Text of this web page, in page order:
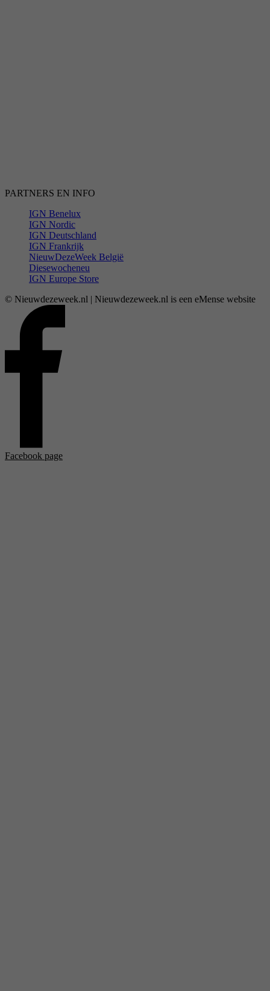
PARTNERS EN INFO
IGN Benelux
IGN Nordic
IGN Deutschland
IGN Frankrijk
NieuwDezeWeek België
Diesewocheneu
IGN Europe Store
© Nieuwdezeweek.nl | Nieuwdezeweek.nl is een eMense website
Facebook page